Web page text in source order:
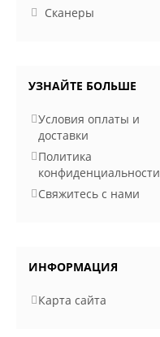
Сканеры
УЗНАЙТЕ БОЛЬШЕ
Условия оплаты и
доставки
Политика
конфиденциальности
Свяжитесь с нами
ИНФОРМАЦИЯ
Карта сайта